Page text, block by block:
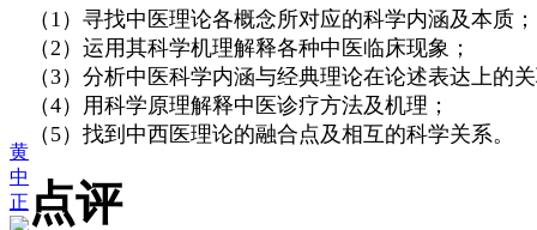
黄
中
正
（1）寻找中医理论各概念所对应的科学内涵及本质；
（2）运用其科学机理解释各种中医临床现象；
（3）分析中医科学内涵与经典理论在论述表达上的
（4）用科学原理解释中医诊疗方法及机理；
（5）找到中西医理论的融合点及相互的科学关系。
点评